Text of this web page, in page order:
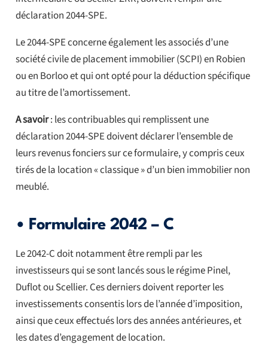
déclaration 2044-SPE.
Le 2044-SPE concerne également les associés d’une
société civile de placement immobilier (SCPI) en Robien
ou en Borloo et qui ont opté pour la déduction spécifique
au titre de l’amortissement.
A savoir: les contribuables qui remplissent une
déclaration 2044-SPE doivent déclarer l’ensemble de
leurs revenus fonciers sur ce formulaire, y compris ceux
tirés de la location « classique » d’un bien immobilier non
meublé.
• Formulaire 2042 – C
Le 2042-C doit notamment être rempli par les
investisseurs qui se sont lancés sous le régime Pinel,
Duflot ou Scellier. Ces derniers doivent reporter les
investissements consentis lors de l’année d’imposition,
ainsi que ceux effectués lors des années antérieures, et
les dates d’engagement de location.